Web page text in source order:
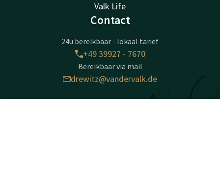
Valk Life
Contact
24u bereikbaar - lokaal tarief
+49 39927 - 7670
Bereikbaar via mail
drewitz@vandervalk.de